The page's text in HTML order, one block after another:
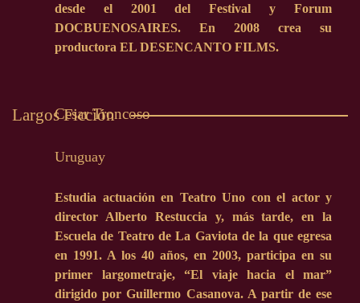
desde el 2001 del Festival y Forum
DOCBUENOSAIRES. En 2008 crea su
productora EL DESENCANTO FILMS.
Largos Ficción
Cesar Troncoso
Uruguay
Estudia actuación en Teatro Uno con el actor y
director Alberto Restuccia y, más tarde, en la
Escuela de Teatro de La Gaviota de la que egresa
en 1991. A los 40 años, en 2003, participa en su
primer largometraje, “El viaje hacia el mar”
dirigido por Guillermo Casanova. A partir de ese